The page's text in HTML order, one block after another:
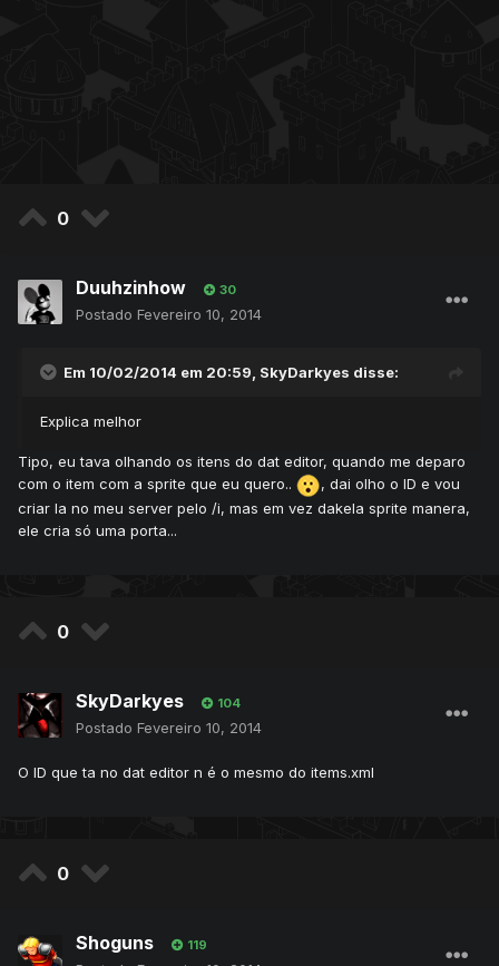
0
Duuhzinhow 30
Postado Fevereiro 10, 2014
Em 10/02/2014 em 20:59, SkyDarkyes disse:
Explica melhor
Tipo, eu tava olhando os itens do dat editor, quando me deparo
com o item com a sprite que eu quero..
, dai olho o ID e vou
criar la no meu server pelo /i, mas em vez dakela sprite manera,
ele cria só uma porta...
0
SkyDarkyes 104
Postado Fevereiro 10, 2014
O ID que ta no dat editor n é o mesmo do items.xml
0
Shoguns 119